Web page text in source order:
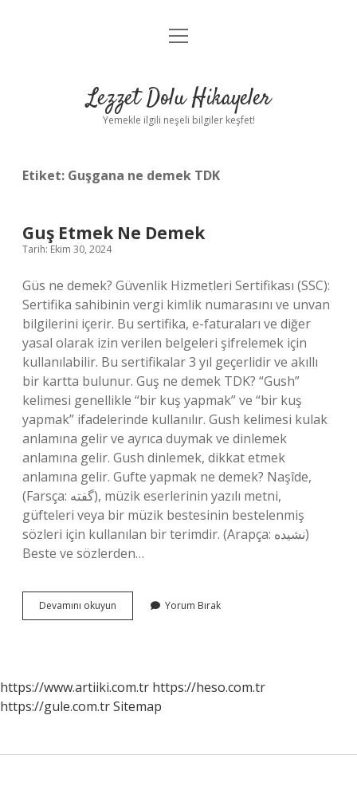
Anasayfa
Yasal Uyarı
menüyü
Lezzet Dolu Hikayeler
Yemekle ilgili neşeli bilgiler keşfet!
Etiket: Guşgana ne demek TDK
Guş Etmek Ne Demek
Tarih: Ekim 30, 2024
Güs ne demek? Güvenlik Hizmetleri Sertifikası (SSC):
Sertifika sahibinin vergi kimlik numarasını ve unvan
bilgilerini içerir. Bu sertifika, e-faturaları ve diğer
yasal olarak izin verilen belgeleri şifrelemek için
kullanılabilir. Bu sertifikalar 3 yıl geçerlidir ve akıllı
bir kartta bulunur. Guş ne demek TDK? “Gush”
kelimesi genellikle “bir kuş yapmak” ve “bir kuş
yapmak” ifadelerinde kullanılır. Gush kelimesi kulak
anlamına gelir ve ayrıca duymak ve dinlemek
anlamına gelir. Gush dinlemek, dikkat etmek
anlamına gelir. Gufte yapmak ne demek? Naşîde,
(Farsça: گفته), müzik eserlerinin yazılı metni,
güfteleri veya bir müzik bestesinin bestelenmiş
sözleri için kullanılan bir terimdir. (Arapça: نشيده)
Beste ve sözlerden…
Devamını okuyun
Etmek
Yorum Bırak
https://www.artiiki.com.tr https://heso.com.tr
https://gule.com.trSitemap